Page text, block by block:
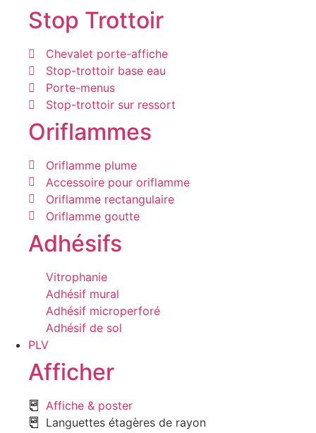
Stop Trottoir
Chevalet porte-affiche
Stop-trottoir base eau
Porte-menus
Stop-trottoir sur ressort
Oriflammes
Oriflamme plume
Accessoire pour oriflamme
Oriflamme rectangulaire
Oriflamme goutte
Adhésifs
Vitrophanie
Adhésif mural
Adhésif microperforé
Adhésif de sol
PLV
Afficher
Affiche & poster
Languettes étagères de rayon